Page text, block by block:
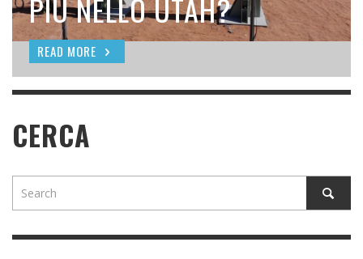
SEEDING
READ MORE
PIÙ NELLO UTAH?
READ MORE
READ MORE
CERCA